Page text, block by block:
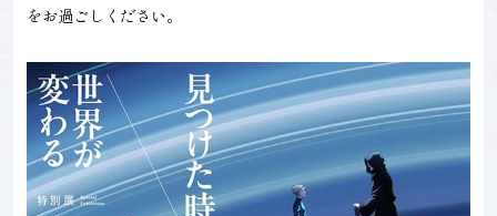
をお過ごしください。